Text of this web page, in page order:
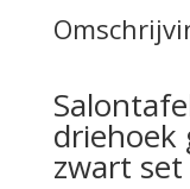
driehoek
zwart